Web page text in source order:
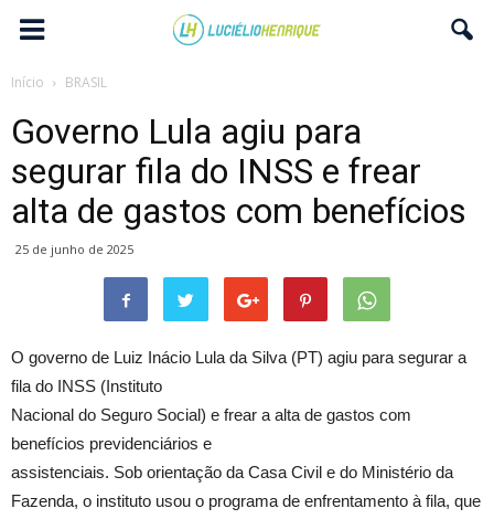
Início BRASIL
Governo Lula agiu para
segurar fila do INSS e frear
alta de gastos com benefícios
25 de junho de 2025
O governo de Luiz Inácio Lula da Silva (PT) agiu para segurar a
fila do INSS (Instituto
Nacional do Seguro Social) e frear a alta de gastos com
benefícios previdenciários e
assistenciais. Sob orientação da Casa Civil e do Ministério da
Fazenda, o instituto usou o programa de enfrentamento à fila, que